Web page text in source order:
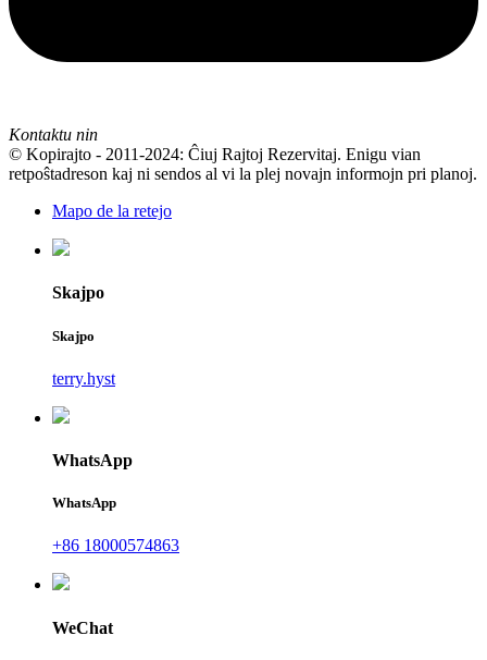
Kontaktu nin
© Kopirajto - 2011-2024: Ĉiuj Rajtoj Rezervitaj. Enigu vian
retpoŝtadreson kaj ni sendos al vi la plej novajn informojn pri planoj.
Mapo de la retejo
Skajpo
Skajpo
terry.hyst
WhatsApp
WhatsApp
+86 18000574863
WeChat